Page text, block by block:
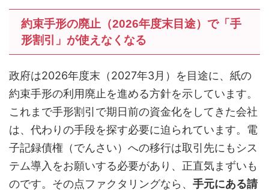
約束手形の廃止（2026年度末目途）で「手
形割引」が使えなくなる
政府は2026年度末（2027年3月）を目途に、紙の
約束手形の利用廃止を進める方針を示しています。
これまで手形割引で期日前の資金化をしてきた会社
は、代わりの手段を探す必要に迫られています。電
子記録債権（でんさい）への移行は取引先にもシス
テム導入をお願いする必要があり、正直気まずいも
のです。その点ファクタリングなら、 手元にある請